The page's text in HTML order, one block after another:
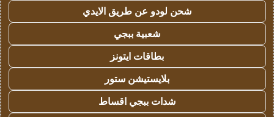
شحن لودو عن طريق الايدي
شعبية ببجي
بطاقات ايتونز
بلايستيشن ستور
شدات ببجي اقساط